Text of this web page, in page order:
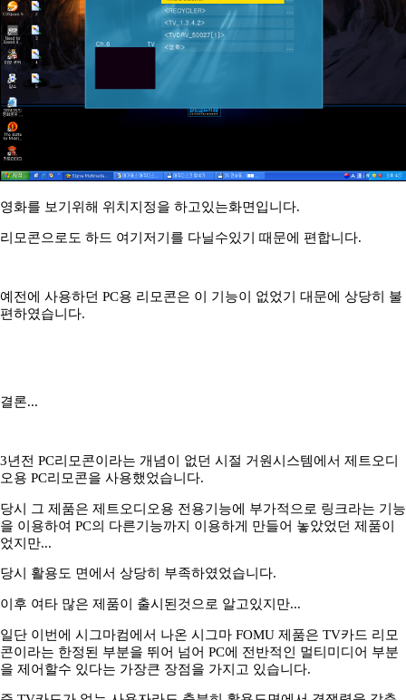
영화를 보기위해 위치지정을 하고있는화면입니다.
리모콘으로도 하드 여기저기를 다닐수있기 때문에 편합니다.
예전에 사용하던 PC용 리모콘은 이 기능이 없었기 대문에 상당히 불
편하였습니다.
결론...
3년전 PC리모콘이라는 개념이 없던 시절 거원시스템에서 제트오디
오용 PC리모콘을 사용했었습니다.
당시 그 제품은 제트오디오용 전용기능에 부가적으로 링크라는 기능
을 이용하여 PC의 다른기능까지 이용하게 만들어 놓았었던 제품이
었지만...
당시 활용도 면에서 상당히 부족하였었습니다.
이후 여타 많은 제품이 출시된것으로 알고있지만...
일단 이번에 시그마컴에서 나온 시그마 FOMU 제품은 TV카드 리모
콘이라는 한정된 부분을 뛰어 넘어 PC에 전반적인 멀티미디어 부분
을 제어할수 있다는 가장큰 장점을 가지고 있습니다.